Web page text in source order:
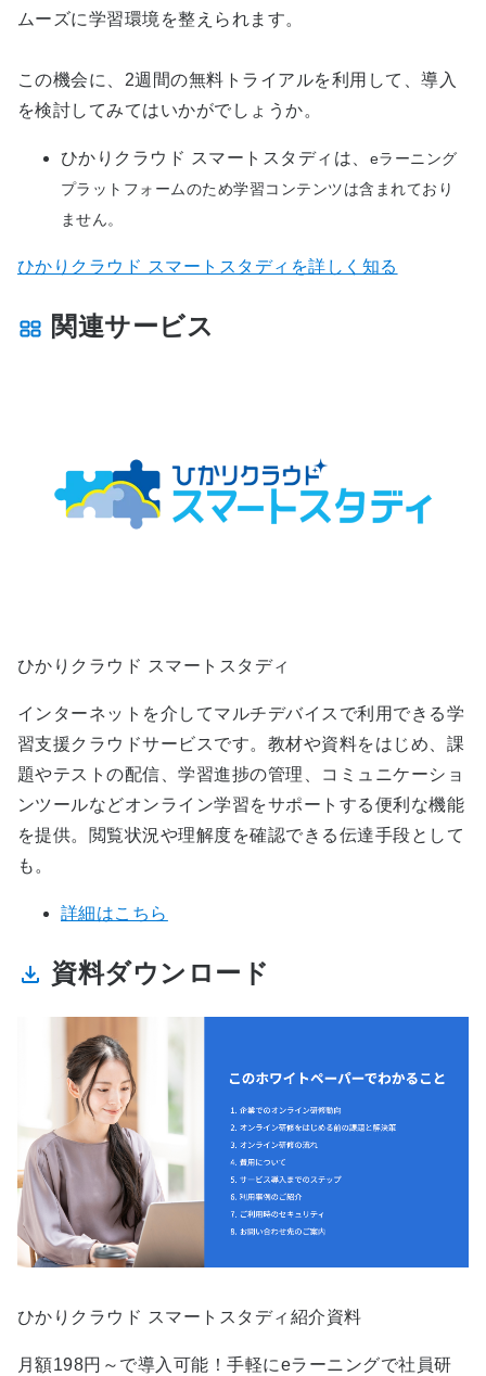
ムーズに学習環境を整えられます。
この機会に、 2週間の無料トライアルを利用して、導入
を検討してみてはいかがでしょうか。
ひかりクラウド スマートスタディは、 eラーニング
プラットフォームのため学習コンテンツは含まれており
ません。
ひかりクラウド スマートスタディを詳しく知る
関連サービス
ひかりクラウド スマートスタディ
インターネットを介してマルチデバイスで利用できる学
習支援クラウドサービスです。教材や資料をはじめ、課
題やテストの配信、学習進捗の管理、コミュニケーショ
ンツールなどオンライン学習をサポートする便利な機能
を提供。閲覧状況や理解度を確認できる伝達手段として
も。
詳細はこちら
資料ダウンロード
ひかりクラウド スマートスタディ紹介資料
月額198円～で導入可能！手軽にeラーニングで社員研